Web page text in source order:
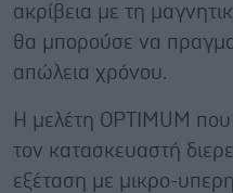
ακρίβεια με τη
θα μπορούσε να
απώλεια χρόνου.
Η μελέτη OPTIMUM
τον κατασκευαστή
εξέταση με μικρο-